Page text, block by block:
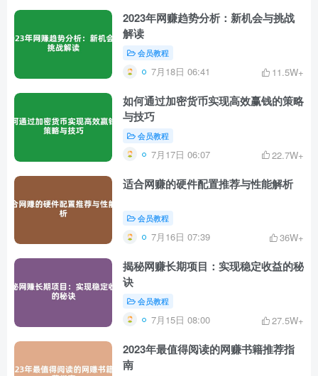
2023年网赚趋势分析：新机会与挑战
解读
会员教程
7月18日 06:41 11.5W+
如何通过加密货币实现高效赢钱的策略
与技巧
会员教程
7月17日 06:07 22.7W+
适合网赚的硬件配置推荐与性能解析
会员教程
7月16日 07:39 36W+
揭秘网赚长期项目：实现稳定收益的秘
诀
会员教程
7月15日 08:00 27.5W+
2023年最值得阅读的网赚书籍推荐指
南